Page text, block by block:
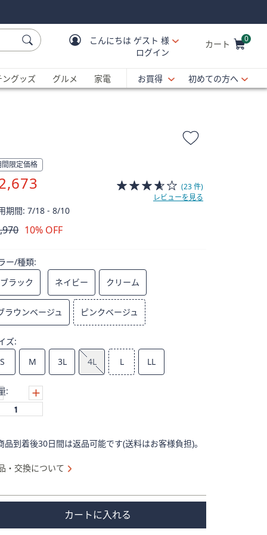
こんにちは ゲスト 様
ログイン
カート 0
ングッズ
グルメ 家電 お買得 初めての方へ
間限定価格
期間: 7/18 - 8/10
10% OFF
(23 件)
レビューを見る
ー/種類:
ブラック
ネイビー クリーム
ラウンベージュ ピンクベージュ
ズ:
S
M 3L 4L L LL
:
品到着後30日間は返品可能です(送料はお客様負担)。
・交換について
カートに入れる